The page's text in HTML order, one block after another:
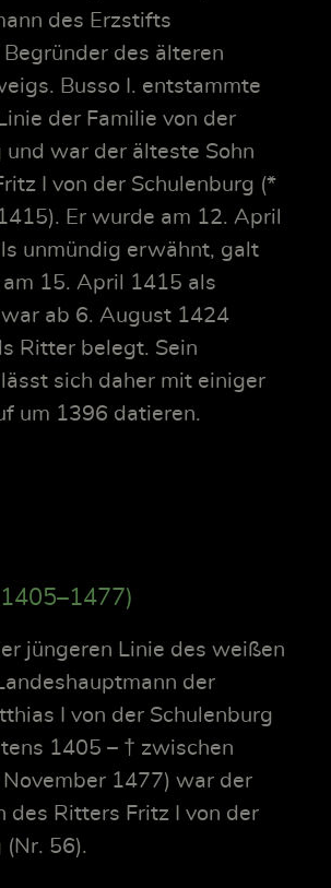
des Erzstifts
des älteren
Busso I. entstammte
der Familie von der
und war der älteste Sohn
I von der Schulenburg (*
Er wurde am 12. April
unmündig erwähnt, galt
15. April 1415 als
ab 6. August 1424
Ritter belegt. Sein
sich daher mit einiger
um 1396 datieren.
jüngeren Linie des weißen
der
I von der Schulenburg
1405 – † zwischen
November 1477) war der
des Ritters Fritz I von der
(Nr. 56).